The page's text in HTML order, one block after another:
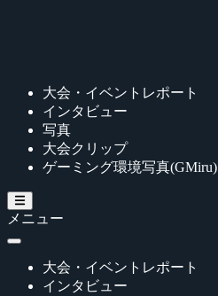
大会・イベントレポート
インタビュー
写真
大会クリップ
ゲーミング環境写真(GMiru)
メニュー
大会・イベントレポート
インタビュー